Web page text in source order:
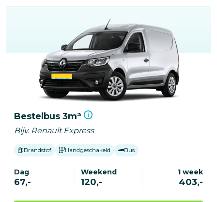
Bestelbus 3m³
Bijv. Renault Express
Brandstof Handgeschakeld Bus
Dag
67,-
Weekend
120,-
1 week
403,-